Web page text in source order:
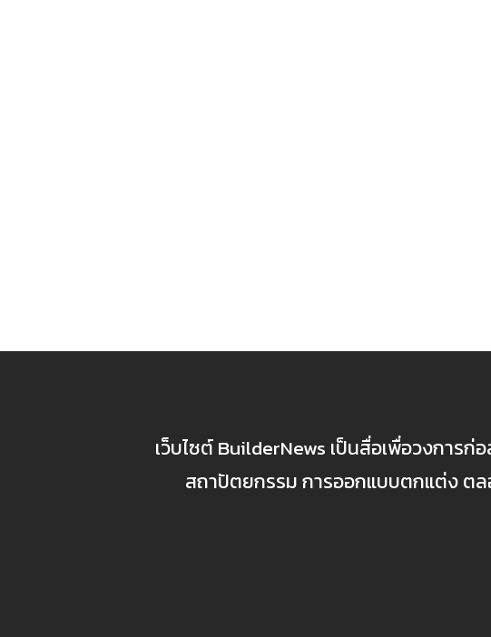
เว็บไซต์ BuilderNews เป็นสื่อเพื่อวงการ
สถาปัตยกรรม การออกแบบตกแต่ง ตล